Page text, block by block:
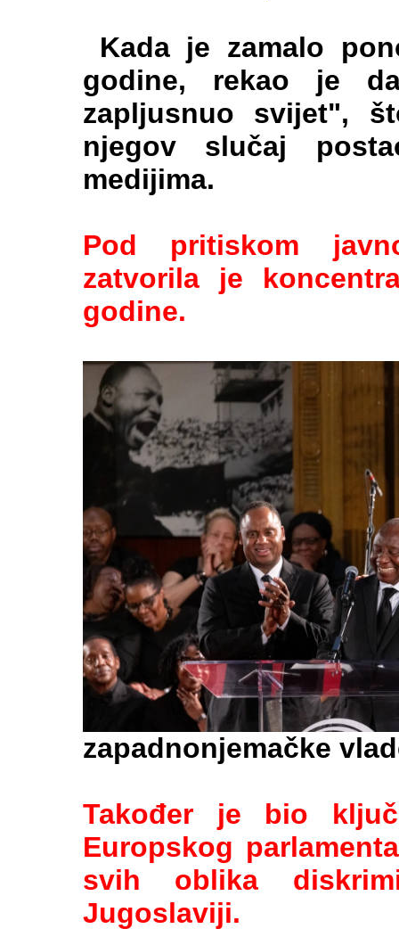
Kada je zamalo
godine, rekao je
zapljusnuo svijet",
njegov slučaj
medijima.
Pod pritiskom
zatvorila je
godine.
zapadnonjemačke
Također je bio
Europskog
svih oblika
Jugoslaviji.